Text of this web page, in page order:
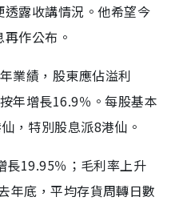
露收講情況。他希望今
作公布。
業績，股東應佔溢利
年增長16.9％。每股基本
，特別股息派8港仙。
長19.95％；毛利率上升
年底，平均存貨周轉日數